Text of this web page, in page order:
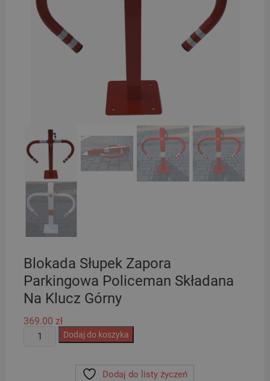
Blokada Słupek Zapora
Parkingowa Policeman Składana
Na Klucz Górny
369.00 zł
ilość
Dodaj do koszyka
Dodaj do listy życzeń